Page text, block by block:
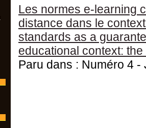
Les normes e-learning
distance dans le
standards as a
educational context:
Paru dans : Numéro 4 -